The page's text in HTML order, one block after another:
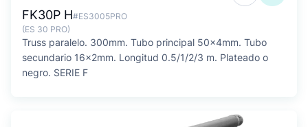
FK30P H#ES3005PRO
(ES 30 PRO)
Truss paralelo. 300mm. Tubo principal 50x4mm. Tubo
secundario 16x2mm. Longitud 0.5/1/2/3 m. Plateado o
negro. SERIE F